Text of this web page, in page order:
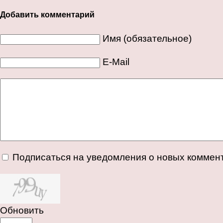
Добавить комментарий
Имя (обязательное)
E-Mail
Подписаться на уведомления о новых
Обновить